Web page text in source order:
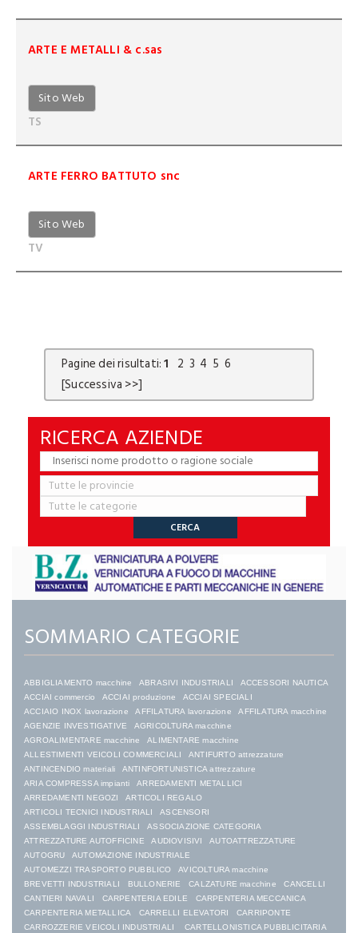
ARTE E METALLI & c.sas
Sito Web
TS
ARTE FERRO BATTUTO snc
Sito Web
TV
Pagine dei risultati:1 2 3 4 5 6
[Successiva >>]
RICERCA AZIENDE
SOMMARIO CATEGORIE
ABBIGLIAMENTO macchine ABRASIVI INDUSTRIALI
ACCESSORI NAUTICA
ACCIAI commercio
ACCIAI produzione
ACCIAI SPECIALI
ACCIAIO INOX lavorazione
AFFILATURA lavorazione
AFFILATURA macchine
AGENZIE INVESTIGATIVE
AGRICOLTURA macchine
AGROALIMENTARE macchine
ALIMENTARE macchine
ALLESTIMENTI VEICOLI COMMERCIALI
ANTIFURTO attrezzature
ANTINCENDIO materiali
ANTINFORTUNISTICA attrezzature
ARIA COMPRESSA impianti
ARREDAMENTI METALLICI
ARREDAMENTI NEGOZI
ARTICOLI REGALO
ARTICOLI TECNICI INDUSTRIALI
ASCENSORI
ASSEMBLAGGI INDUSTRIALI
ASSOCIAZIONE CATEGORIA
ATTREZZATURE AUTOFFICINE
AUDIOVISIVI
AUTOATTREZZATURE
AUTOGRU
AUTOMAZIONE INDUSTRIALE
AUTOMEZZI TRASPORTO PUBBLICO
AVICOLTURA macchine
BREVETTI INDUSTRIALI
BULLONERIE CALZATURE macchine
CANCELLI
CANTIERI NAVALI
CARPENTERIA EDILE
CARPENTERIA MECCANICA
CARPENTERIA METALLICA
CARRELLI ELEVATORI
CARRIPONTE
CARROZZERIE VEICOLI INDUSTRIALI
CARTELLONISTICA PUBBLICITARIA